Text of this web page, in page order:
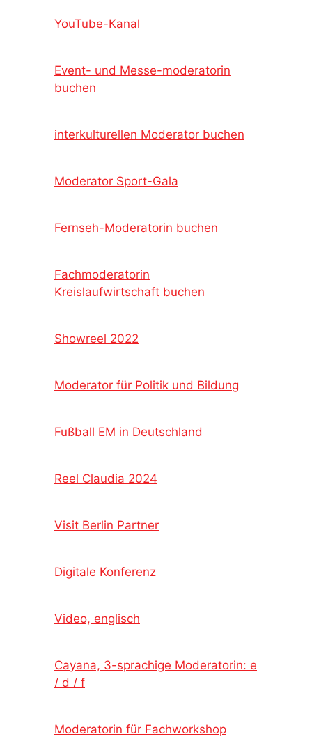
YouTube-Kanal
Event- und Messe-moderatorin
buchen
interkulturellen Moderator buchen
Moderator Sport-Gala
Fernseh-Moderatorin buchen
Fachmoderatorin
Kreislaufwirtschaft buchen
Showreel 2022
Moderator für Politik und Bildung
Fußball EM in Deutschland
Reel Claudia 2024
Visit Berlin Partner
Digitale Konferenz
Video, englisch
Cayana, 3-sprachige Moderatorin: e
/ d / f
Moderatorin für Fachworkshop